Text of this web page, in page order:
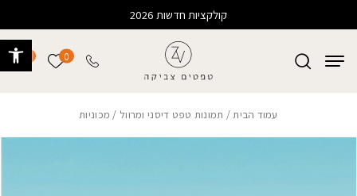
קולקציות חדשות 2026
0 הרשימה
עמוד הבית/ תמונות טפט דיסני ומרוול / מכוניות